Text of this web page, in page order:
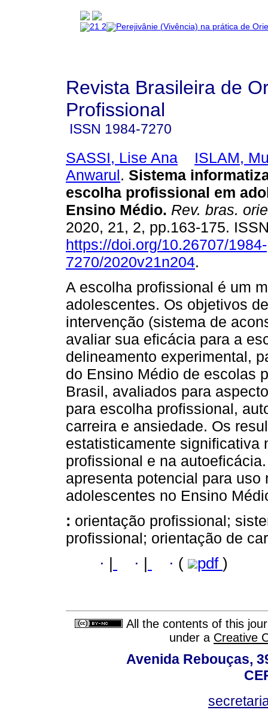
Revista Brasileira de
Profissional
ISSN 1984-7270
SASSI, Lise Ana
ISLAM,
Anwarul. Sistema
escolha profissional em
Ensino Médio. Rev. bras.
2020, 21, 2, pp.163-175.
https://doi.org/10.26707/1984-
7270/2020v21n204.
A escolha profissional é um
adolescentes. Os objetivos
intervenção (sistema de
avaliar sua eficácia para a
delineamento experimental,
do Ensino Médio de escolas
Brasil, avaliados para
para escolha profissional,
carreira e ansiedade. Os
estatisticamente significativa
profissional e na
apresenta potencial para
adolescentes no Ensino
: orientação profissional;
profissional; orientação de
· · · ( pdf )
All the contents of this
under a Creative
Avenida Rebouças,